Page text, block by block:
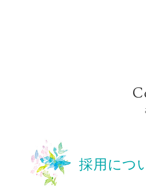
採用につ